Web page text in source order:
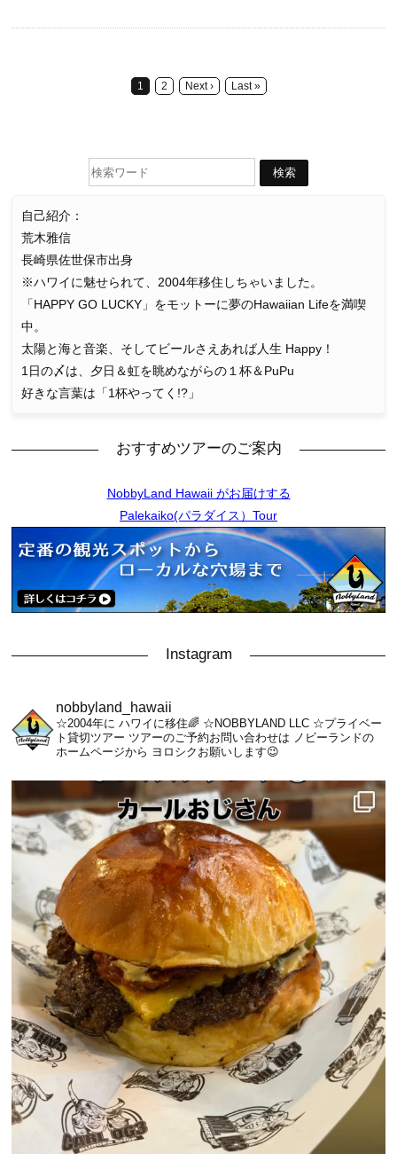
1 2 Next › Last »
自己紹介：
荒木雅信
長崎県佐世保市出身
※ハワイに魅せられて、2004年移住しちゃいました。
「HAPPY GO LUCKY」をモットーに夢のHawaiian Lifeを満喫
中。
太陽と海と音楽、そしてビールさえあれば人生 Happy！
1日の〆は、夕日＆虹を眺めながらの１杯＆PuPu
好きな言葉は「1杯やってく!?」
おすすめツアーのご案内
NobbyLand Hawaii がお届けする
Palekaiko(パラダイス）Tour
Instagram
nobbyland_hawaii
☆2004年に ハワイに移住🌈 ☆NOBBYLAND LLC ☆プライベー
ト貸切ツアー ツアーのご予約お問い合わせは ノビーランドの
ホームページから ヨロシクお願いします😉